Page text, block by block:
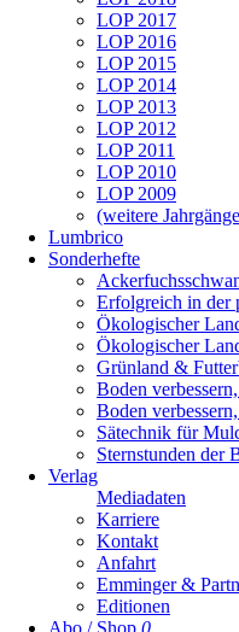
LOP 2017
LOP 2016
LOP 2015
LOP 2014
LOP 2013
LOP 2012
LOP 2011
LOP 2010
LOP 2009
(weitere
Lumbrico
Sonderhefte
Erfolgreich in der
Ökologischer
Ökologischer
Grünland &
Boden
Boden
Sätechnik für
Sternstunden der
Verlag
Mediadaten
Karriere
Kontakt
Anfahrt
Emminger &
Editionen
Abo / Shop 0